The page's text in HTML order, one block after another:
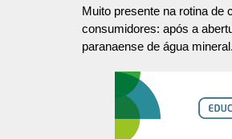
Muito presente na rotina de
consumidores: após a
paranaense de água mineral.